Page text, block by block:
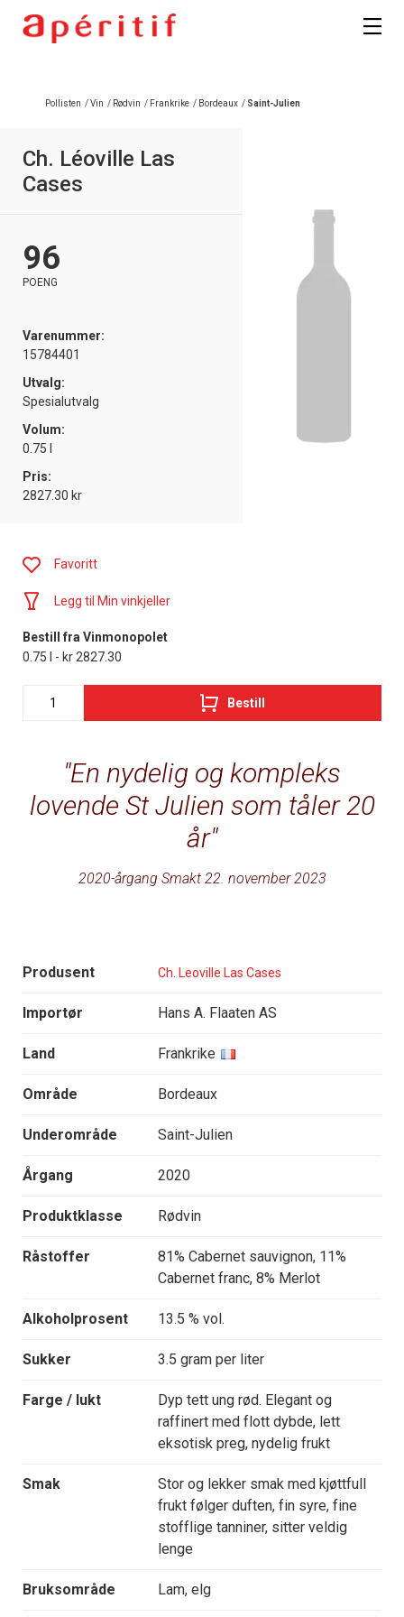
Pollisten /Vin / Rødvin / Frankrike / Bordeaux / Saint-Julien
Ch. Léoville Las
Cases
96
POENG
Varenummer:
15784401
Utvalg:
Spesialutvalg
Volum:
0.75 l
Pris:
2827.30 kr
En nydelig og kompleks
lovende St Julien som tåler 20
år
2020-årgang Smakt 22. november 2023
Produsent Ch. Leoville Las Cases
Importør Hans A. Flaaten AS
Land Frankrike
Område Bordeaux
Underområde Saint-Julien
Årgang 2020
Produktklasse Rødvin
Råstoffer
81% Cabernet sauvignon, 11%
Cabernet franc, 8% Merlot
Alkoholprosent 13.5 % vol.
Sukker 3.5 gram per liter
Farge / lukt
Dyp tett ung rød. Elegant og
raffinert med flott dybde, lett
eksotisk preg, nydelig frukt
Smak
Stor og lekker smak med kjøttfull
frukt følger duften, fin syre, fine
stofflige tanniner, sitter veldig
lenge
Bruksområde Lam, elg
Favoritt
Legg til Min vinkjeller
Bestill fra Vinmonopolet
0.75 l - kr 2827.30
Bestill